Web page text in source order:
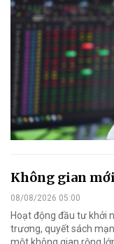
Không gian
08/08/2026 05:00
Hoạt động đầu tư khởi
trương, quyết sách